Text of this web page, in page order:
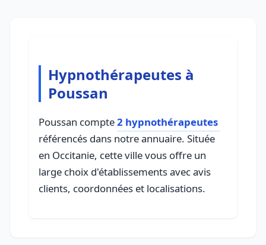
Hypnothérapeutes à
Poussan
Poussan compte2 hypnothérapeutes
référencés dans notre annuaire. Située
en Occitanie, cette ville vous offre un
large choix d'établissements avec avis
clients, coordonnées et localisations.